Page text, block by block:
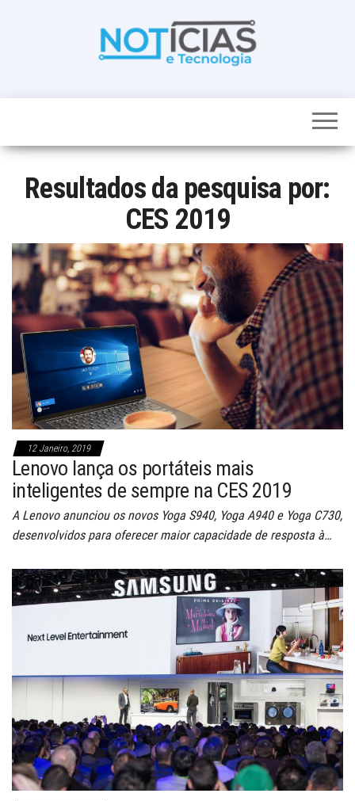
noticias de
num só lugar
Resultados da pesquisa por:
CES 2019
12 Janeiro, 2019
Lenovo lança os portáteis mais
inteligentes de sempre na CES 2019
A Lenovo anunciou os novos Yoga S940, Yoga A940 e Yoga C730,
desenvolvidos para oferecer maior capacidade de resposta à…